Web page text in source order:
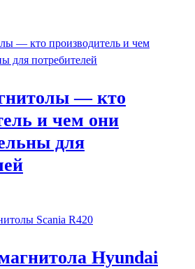
— кто
и чем они
для
Hyundai